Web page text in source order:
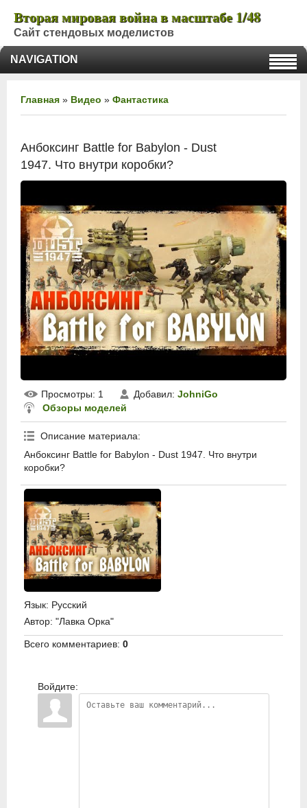
Вторая мировая война в масштабе 1/48
Сайт стендовых моделистов
NAVIGATION
Главная » Видео » Фантастика
Анбоксинг Battle for Babylon - Dust
1947. Что внутри коробки?
Просмотры: 1 Добавил: JohniGo
Обзоры моделей
Описание материала:
Анбоксинг Battle for Babylon - Dust 1947. Что внутри
коробки?
Язык: Русский
Автор: "Лавка Орка"
Всего комментариев: 0
Войдите: